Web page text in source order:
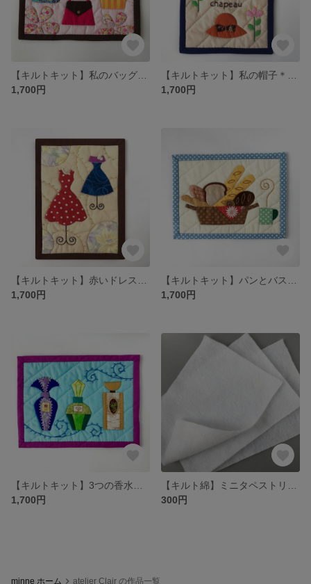
1,700円
1,700円
1,700円
1,700円
1,700円
300円
minne ホーム atelier Clair の作品一覧